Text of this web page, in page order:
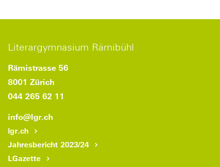
Literargymnasium Rämibühl
Rämistrasse 56
8001 Zürich
044 265 62 11
info@lgr.ch
lgr.ch
Jahresbericht 2023/24
LGazette